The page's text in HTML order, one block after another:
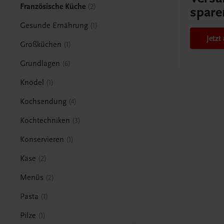
Französische Küche 2
Gesunde Ernährung 1
Großküchen 1
Grundlagen 6
Knödel 1
Kochsendung 4
Kochtechniken 3
Konservieren 1
Käse 2
Menüs 2
Pasta 1
Pilze 1
Jetzt